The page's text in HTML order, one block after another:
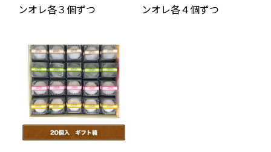
ンオレ各３個ずつ
ンオレ各４個ずつ